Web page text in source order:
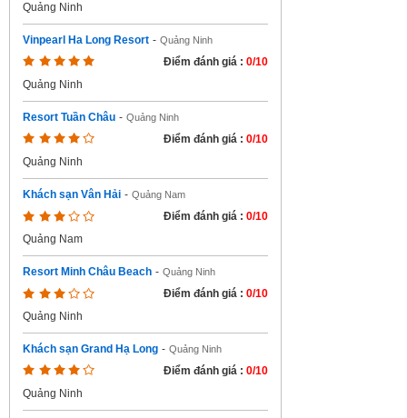
Quảng Ninh
Vinpearl Ha Long Resort - Quảng Ninh
Điểm đánh giá : 0/10
Quảng Ninh
Resort Tuần Châu - Quảng Ninh
Điểm đánh giá : 0/10
Quảng Ninh
Khách sạn Vân Hải - Quảng Nam
Điểm đánh giá : 0/10
Quảng Nam
Resort Minh Châu Beach - Quảng Ninh
Điểm đánh giá : 0/10
Quảng Ninh
Khách sạn Grand Hạ Long - Quảng Ninh
Điểm đánh giá : 0/10
Quảng Ninh